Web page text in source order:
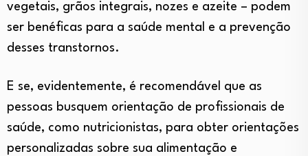
vegetais, grãos integrais, nozes e azeite – podem
ser benéficas para a saúde mental e a prevenção
desses transtornos.
E se, evidentemente, é recomendável que as
pessoas busquem orientação de profissionais de
saúde, como nutricionistas, para obter orientações
personalizadas sobre sua alimentação e